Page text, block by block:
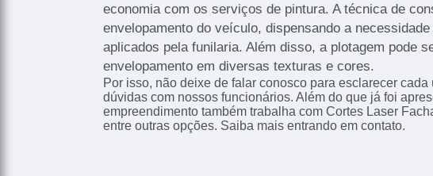
economia com os serviços de pintura. A técnica de
envelopamento do veículo, dispensando a
aplicados pela funilaria. Além disso, a plotagem pode
envelopamento em diversas texturas e cores.
Por isso, não deixe de falar conosco para esclarecer cada
dúvidas com nossos funcionários. Além do que já foi
empreendimento também trabalha com Cortes Laser
entre outras opções. Saiba mais entrando em contato.